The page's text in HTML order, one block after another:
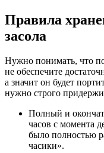
Правила
засола
Нужно понимать, что
не обеспечите
а значит он будет
нужно строго
Полный и
часов с момента
было полностью
часики».